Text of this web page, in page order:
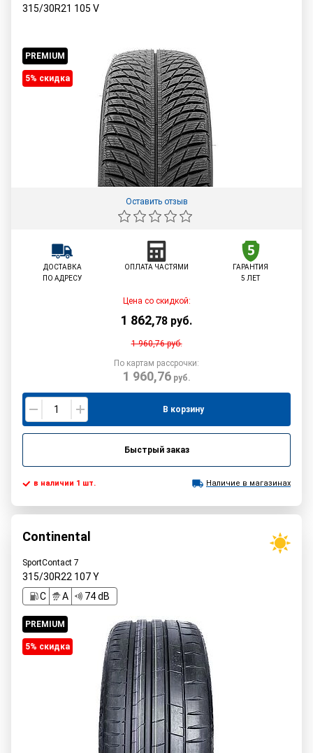
315/30R21 105 V
PREMIUM
5% cкидка
Оставить отзыв
ДОСТАВКА
ПО АДРЕСУ
ОПЛАТА ЧАСТЯМИ
ГАРАНТИЯ
5 ЛЕТ
Цена со скидкой:
1 862,78 руб.
1 960,76руб.
По картам рассрочки:
1 960,76руб.
В корзину
Быстрый заказ
в наличии 1 шт. Наличие в магазинах
Continental
SportContact 7
315/30R22 107Y
C
A 74 dB
PREMIUM
5% cкидка